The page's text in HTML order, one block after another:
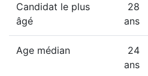
Candidat le plus
âgé
28
ans
Age médian
24
ans